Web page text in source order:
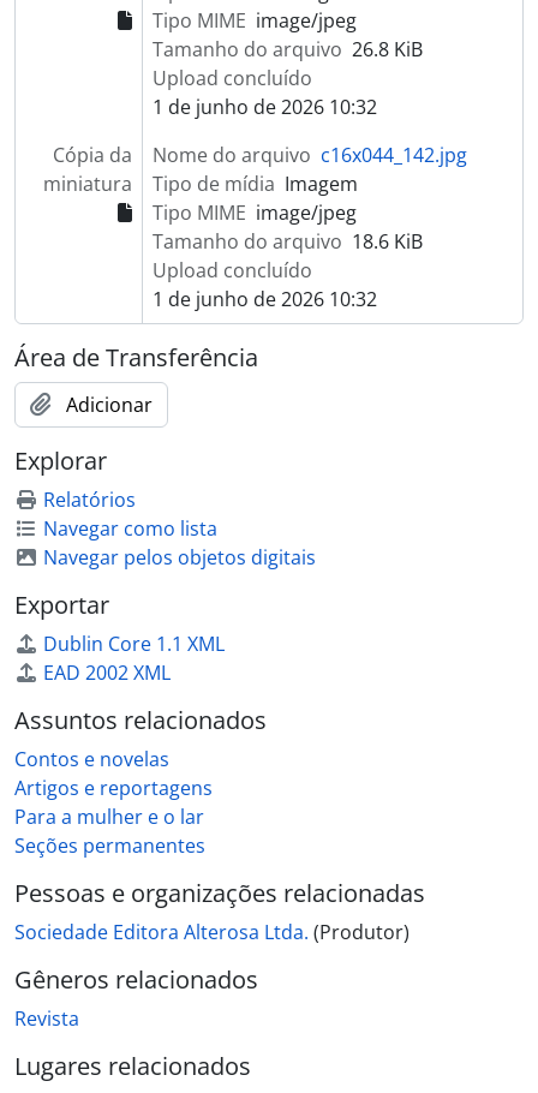
Tipo MIME image/jpeg
Tamanho do arquivo 26.8 KiB
Upload concluído
1 de junho de 2026 10:32
Cópia da
miniatura
Nome do arquivo c16x044_142.jpg
Tipo de mídia Imagem
Tipo MIME image/jpeg
Tamanho do arquivo 18.6 KiB
Upload concluído
1 de junho de 2026 10:32
Área de Transferência
Adicionar
Explorar
Relatórios
Navegar como lista
Navegar pelos objetos digitais
Exportar
Dublin Core 1.1 XML
EAD 2002 XML
Assuntos relacionados
Contos e novelas
Artigos e reportagens
Para a mulher e o lar
Seções permanentes
Pessoas e organizações relacionadas
Sociedade Editora Alterosa Ltda. (Produtor)
Gêneros relacionados
Revista
Lugares relacionados